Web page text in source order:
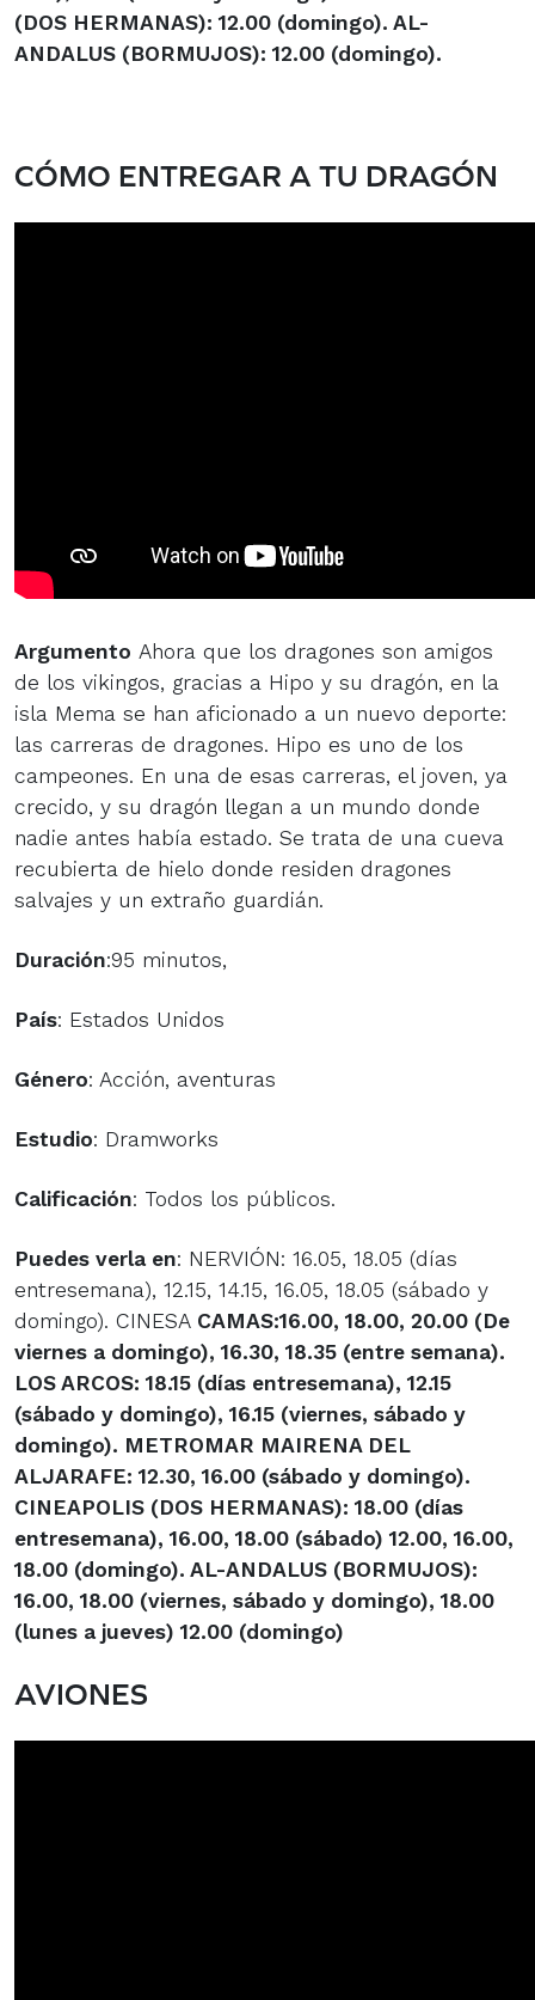
(DOS HERMANAS): 12.00 (domingo). AL-
ANDALUS (BORMUJOS): 12.00 (domingo).
CÓMO ENTREGAR A TU DRAGÓN
Argumento Ahora que los dragones son amigos
de los vikingos, gracias a Hipo y su dragón, en la
isla Mema se han aficionado a un nuevo deporte:
las carreras de dragones. Hipo es uno de los
campeones. En una de esas carreras, el joven, ya
crecido, y su dragón llegan a un mundo donde
nadie antes había estado. Se trata de una cueva
recubierta de hielo donde residen dragones
salvajes y un extraño guardián.
Duración:95 minutos,
País: Estados Unidos
Género: Acción, aventuras
Estudio: Dramworks
Calificación: Todos los públicos.
Puedes verla en: NERVIÓN: 16.05, 18.05 (días
entresemana), 12.15, 14.15, 16.05, 18.05 (sábado y
domingo). CINESA CAMAS:16.00, 18.00, 20.00 (De
viernes a domingo), 16.30, 18.35 (entre semana).
LOS ARCOS: 18.15 (días entresemana), 12.15
(sábado y domingo), 16.15 (viernes, sábado y
domingo). METROMAR MAIRENA DEL
ALJARAFE: 12.30, 16.00 (sábado y domingo).
CINEAPOLIS (DOS HERMANAS): 18.00 (días
entresemana), 16.00, 18.00 (sábado) 12.00, 16.00,
18.00 (domingo). AL-ANDALUS (BORMUJOS):
16.00, 18.00 (viernes, sábado y domingo), 18.00
(lunes a jueves) 12.00 (domingo)
AVIONES